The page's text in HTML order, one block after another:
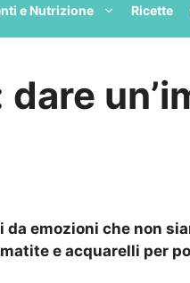
e Nutrizione Ricette
emozioni che non
e acquarelli per